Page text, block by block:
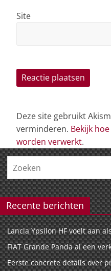
Site
Deze site gebruikt
verminderen. Bekijk
worden verwerkt.
Recente berichten
Lancia Ypsilon HF voelt aan
FIAT Grande Panda al een
Eerste concrete details over